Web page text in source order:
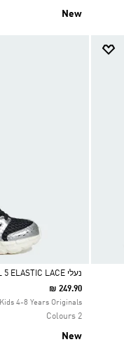
New
Selected
נעלי ADISTAR CONTROL 5 ELASTIC LACE
₪ 249.90
Kids 4-8 Years Originals
2 Colours
New